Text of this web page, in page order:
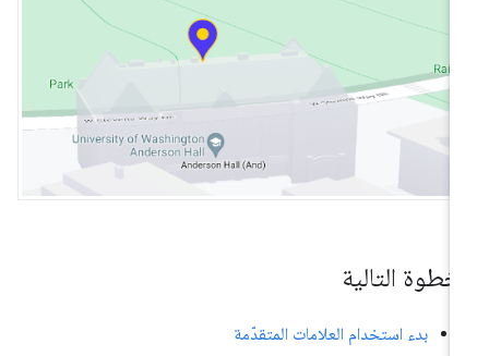
التالية
بدء استخدام العلامات المتقدّمة